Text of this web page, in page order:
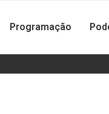
O primeiro-ministro
Programação